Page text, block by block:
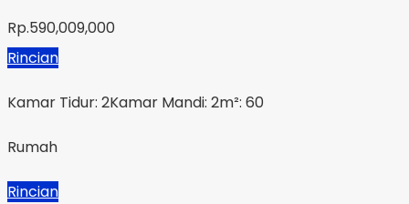
Rp.590,009,000
Rincian
Kamar Tidur: 2Kamar Mandi: 2m²: 60
Rumah
Rincian